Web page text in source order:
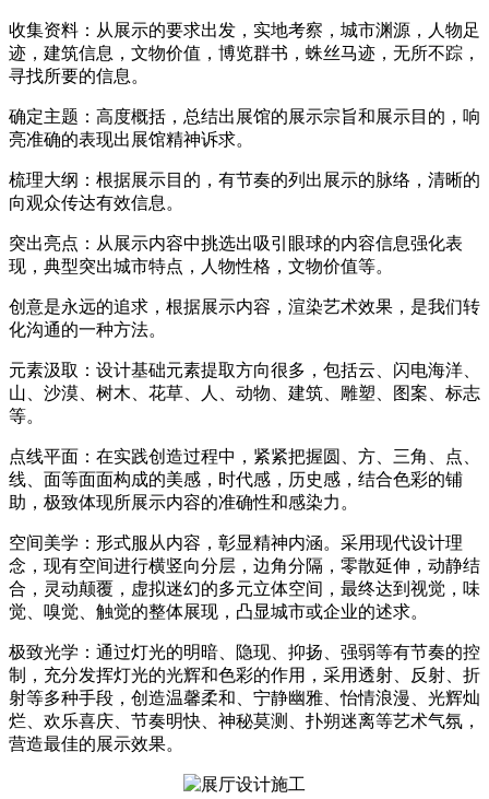
收集资料：从展示的要求出发，实地考察，城市渊源，人物足
迹，建筑信息，文物价值，博览群书，蛛丝马迹，无所不踪，
寻找所要的信息。
确定主题：高度概括，总结出展馆的展示宗旨和展示目的，响
亮准确的表现出展馆精神诉求。
梳理大纲：根据展示目的，有节奏的列出展示的脉络，清晰的
向观众传达有效信息。
突出亮点：从展示内容中挑选出吸引眼球的内容信息强化表
现，典型突出城市特点，人物性格，文物价值等。
创意是永远的追求，根据展示内容，渲染艺术效果，是我们转
化沟通的一种方法。
元素汲取：设计基础元素提取方向很多，包括云、闪电海洋、
山、沙漠、树木、花草、人、动物、建筑、雕塑、图案、标志
等。
点线平面：在实践创造过程中，紧紧把握圆、方、三角、点、
线、面等面面构成的美感，时代感，历史感，结合色彩的铺
助，极致体现所展示内容的准确性和感染力。
空间美学：形式服从内容，彰显精神内涵。采用现代设计理
念，现有空间进行横竖向分层，边角分隔，零散延伸，动静结
合，灵动颠覆，虚拟迷幻的多元立体空间，最终达到视觉，味
觉、嗅觉、触觉的整体展现，凸显城市或企业的述求。
极致光学：通过灯光的明暗、隐现、抑扬、强弱等有节奏的控
制，充分发挥灯光的光辉和色彩的作用，采用透射、反射、折
射等多种手段，创造温馨柔和、宁静幽雅、怡情浪漫、光辉灿
烂、欢乐喜庆、节奏明快、神秘莫测、扑朔迷离等艺术气氛，
营造最佳的展示效果。